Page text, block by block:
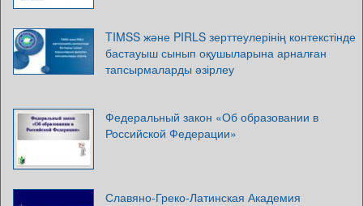
TIMSS және PIRLS зерттеулерінің контекстінде
бастауыш сынып оқушыларына арналған
тапсырмаларды әзірлеу
Федеральный закон «Об образовании в
Российской Федерации»
Славяно-Греко-Латинская Академия